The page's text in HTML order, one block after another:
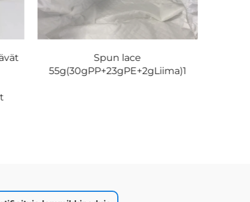
Spun lace
55g(30gPP+23gPE+2gLiima)1